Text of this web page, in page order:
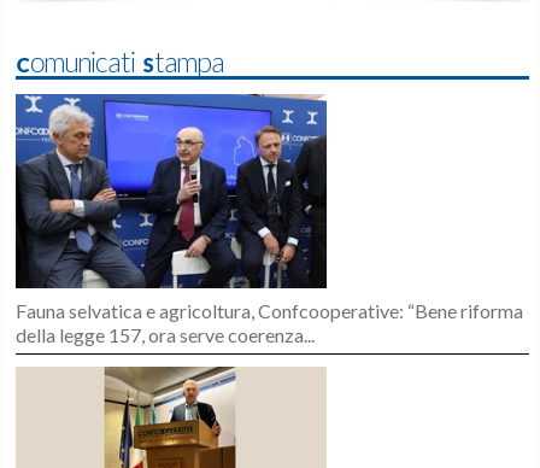
Comunicati Stampa
Fauna selvatica e agricoltura, Confcooperative: “Bene riforma
della legge 157, ora serve coerenza...